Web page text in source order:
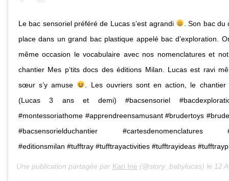
Le bac sensoriel préféré de Lucas s’est agrandi
. Son bac
place dans un grand bac plastique appelé bac d’exploration.
même occasion le vocabulaire avec nos nomenclatures et
chantier Mes p’tits docs des éditions Milan. Lucas est ravi
sœur s’y amuse
. Les ouvriers sont en action, le
(Lucas 3 ans et demi) #bacsensoriel
#montessoriathome #apprendreensamusant #brudertoys
#bacsensorielduchantier #cartesdenomenclatures
#editionsmilan #tufftray #tufftrayactivities #tufftrayideas
Une publication partagée par Kari Ine (@story_babylucas) le 12